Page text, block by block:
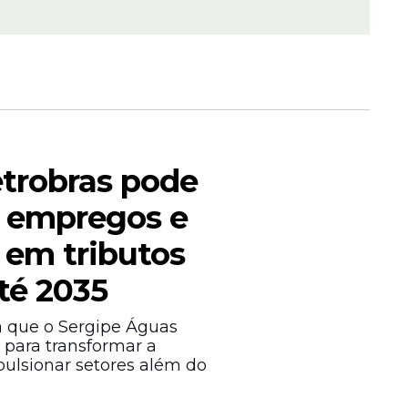
correta
pode
e
em tributos
2035
o Sergipe Águas
transformar a
setores além do